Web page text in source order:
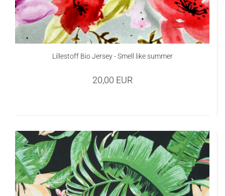
Lillestoff Bio Jersey - Smell like summer
20,00 EUR